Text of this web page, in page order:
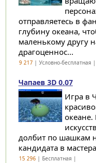
отправляетесь в
глубину океана,
маленькому другу
драгоценнос...
9 217| Условно-бесплатная |
Чапаев 3D 0.07
Игра в
долбит по шашкам
кандидата в
15 296| Бесплатная |